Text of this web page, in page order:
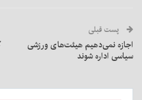
پست قبلی
اجازه نمی‌دهیم هیئت‌های ورزشی
سیاسی اداره شوند